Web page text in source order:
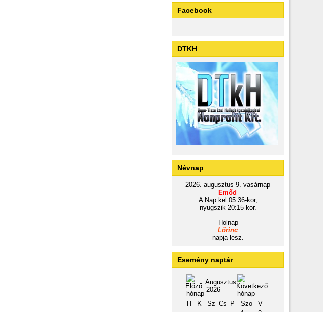
Facebook
DTKH
Névnap
2026. augusztus 9. vasárnap
Emőd
A Nap kel 05:36-kor,
nyugszik 20:15-kor.
Holnap
Lőrinc
napja lesz.
Esemény naptár
Augusztus
2026
H
K Sz Cs P Szo
V